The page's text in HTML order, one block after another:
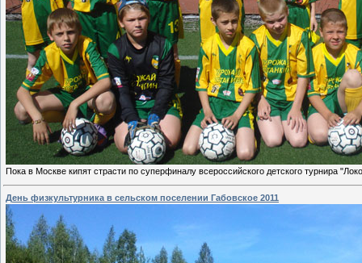
Пока в Москве кипят страсти по суперфиналу всероссийского детского турнира
День физкультурника в сельском поселении Габовское 2011